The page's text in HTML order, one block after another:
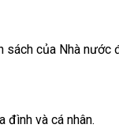
của Nhà
đình và cá nhân.